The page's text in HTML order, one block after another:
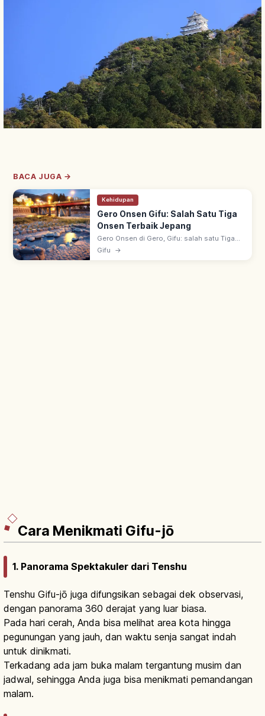
BACA JUGA →
Kehidupan
Gero Onsen Gifu: Salah Satu Tiga
Onsen Terbaik Jepang
Gero Onsen di Gero, Gifu: salah satu Tiga
Onsen Terbaik Jepang bersama Arima &
Gifu →
Cara Menikmati Gifu-jō
1. Panorama Spektakuler dari Tenshu
Tenshu Gifu-jō juga difungsikan sebagai dek observasi,
dengan panorama 360 derajat yang luar biasa.
Pada hari cerah, Anda bisa melihat area kota hingga
pegunungan yang jauh, dan waktu senja sangat indah
untuk dinikmati.
Terkadang ada jam buka malam tergantung musim dan
jadwal, sehingga Anda juga bisa menikmati pemandangan
malam.